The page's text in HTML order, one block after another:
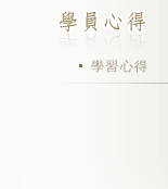
學習心得